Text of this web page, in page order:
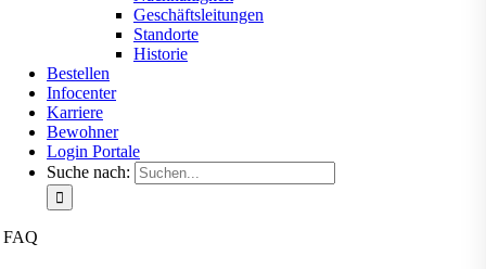
Geschäftsleitungen
Standorte
Historie
Bestellen
Infocenter
Karriere
Bewohner
Login Portale
Suche nach:
FAQ